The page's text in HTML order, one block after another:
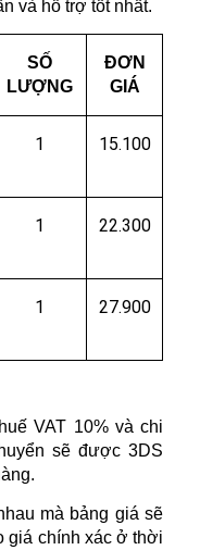
và hỗ trợ tốt nhất.
SỐ
LƯỢNG
ĐƠN
GIÁ
1 15.100
1 22.300
1 27.900
VAT 10% và chi
sẽ được 3DS
mà bảng giá sẽ
giá chính xác ở thời